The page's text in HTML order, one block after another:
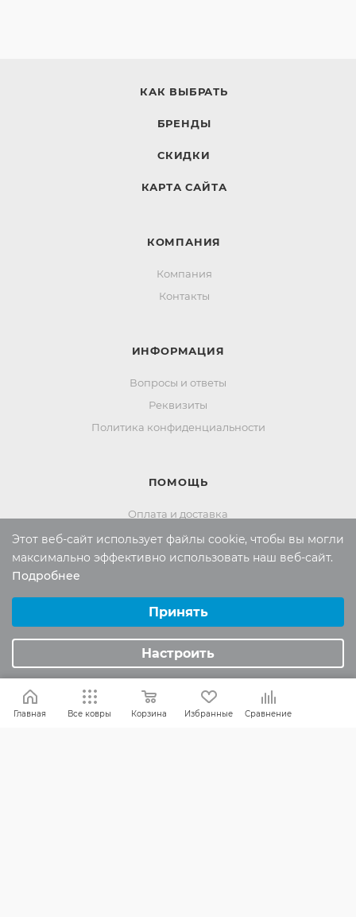
КАК ВЫБРАТЬ
БРЕНДЫ
СКИДКИ
КАРТА САЙТА
КОМПАНИЯ
Компания
Контакты
ИНФОРМАЦИЯ
Вопросы и ответы
Реквизиты
Политика конфиденциальности
ПОМОЩЬ
Оплата и доставка
Обмен и возврат
Россия:8 (800) 101-38-97
8 (495) 196-00-06
Отдел продаж:
Тех. поддержка:support@mr-kover.ru
Главная Все ковры Корзина Избранные Сравнение
Этот веб-сайт использует файлы cookie, чтобы вы могли
максимально эффективно использовать наш веб-сайт.
Подробнее
Аналитические/Функциональные
Принять
Настроить